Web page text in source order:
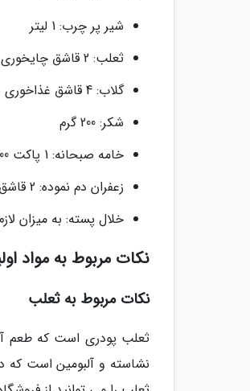
شیر پر چرب: 1 لیتر
ثعلب: 2 قاشق چایخوری
گلاب: 4 قاشق غذاخوری
شکر: 200 گرم
خامه صبحانه: 1 پاکت 200 گرمی
زعفران دم نموده: 2 قاشق غذاخوری
خلال پسته: به میزان
نکات مربوط به مواد
نکات مربوط به ثعلب
ثعلب پودری است که طعم
نشاسته و آلبومین است که